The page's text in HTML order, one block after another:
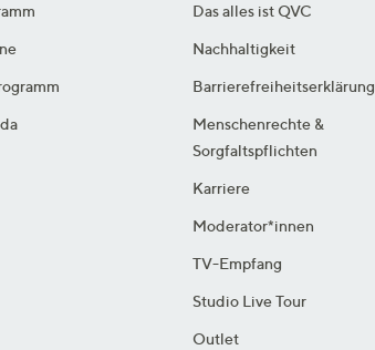
Das alles ist QVC
Nachhaltigkeit
Barrierefreiheitserklärung
Menschenrechte &
Sorgfaltspflichten
Karriere
Moderator*innen
TV-Empfang
Studio Live Tour
Outlet